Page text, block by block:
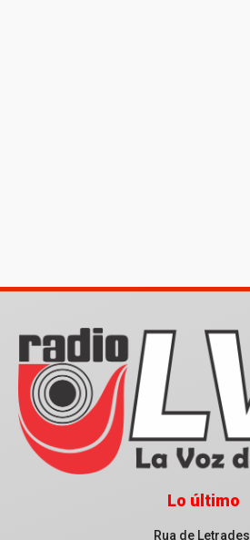
Lo último
Rua de Letrades